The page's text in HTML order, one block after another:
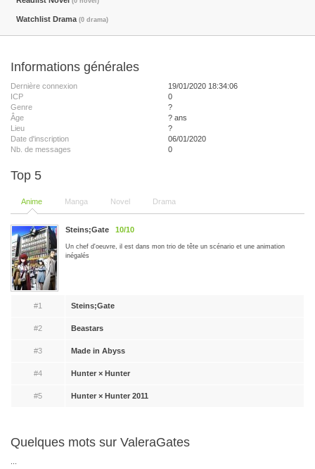
Watchlist Drama (0 drama)
Informations générales
Dernière connexion
19/01/2020 18:34:06
ICP
0
Genre
?
Âge
? ans
Lieu
?
Date d'inscription
06/01/2020
Nb. de messages
0
Top 5
Anime Manga Novel Drama
Steins;Gate 10/10
Un chef d'oeuvre, il est dans mon trio de tête un scénario et une animation
inégalés
#1 Steins;Gate
#2 Beastars
#3 Made in Abyss
#4 Hunter × Hunter
#5 Hunter × Hunter 2011
Quelques mots sur ValeraGates